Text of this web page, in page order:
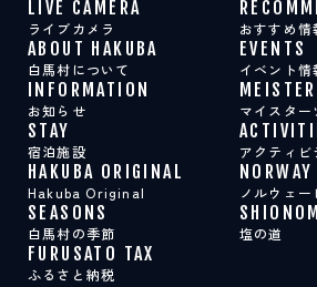
スポット紹介
LIVE CAMERA
ライブカメラ おすすめ情
ABOUT HAKUBA
白馬村について
EVENTS
イベント情
INFORMATION
お知らせ マイスター
STAY
宿泊施設 アクティビ
HAKUBA ORIGINAL
Hakuba Original
LIVE CAMERA
ライブカメラ おすすめ情
ABOUT HAKUBA
白馬村について
EVENTS
イベント情
INFORMATION
お知らせ マイスター
STAY
宿泊施設 アクティビ
HAKUBA ORIGINAL
Hakuba Original ノルウェー
SEASONS
白馬村の季節 塩の道
FURUSATO TAX
ふるさと納税